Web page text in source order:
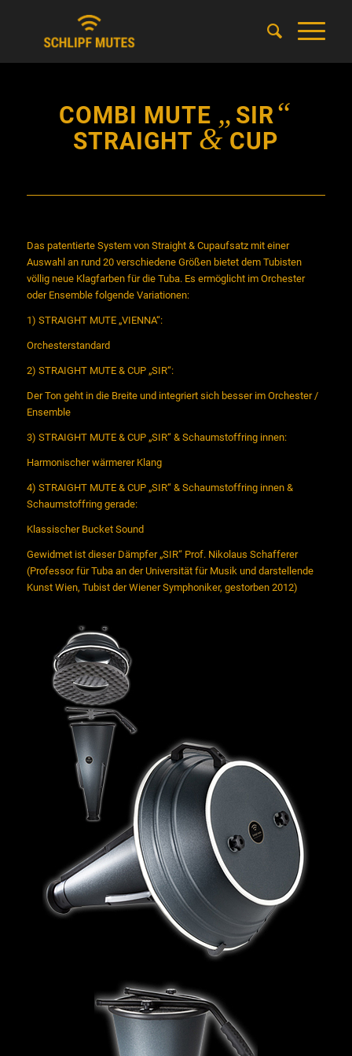
COMBI MUTE „ SIR“
STRAIGHT & CUP
Das patentierte System von Straight & Cupaufsatz mit einer
Auswahl an rund 20 verschiedene Größen bietet dem Tubisten
völlig neue Klagfarben für die Tuba. Es ermöglicht im Orchester
oder Ensemble folgende Variationen:
1) STRAIGHT MUTE „VIENNA“:
Orchesterstandard
2) STRAIGHT MUTE & CUP „SIR“:
Der Ton geht in die Breite und integriert sich besser im Orchester /
Ensemble
3) STRAIGHT MUTE & CUP „SIR“ & Schaumstoffring innen:
Harmonischer wärmerer Klang
4) STRAIGHT MUTE & CUP „SIR“ & Schaumstoffring innen &
Schaumstoffring gerade:
Klassischer Bucket Sound
Gewidmet ist dieser Dämpfer „SIR“ Prof. Nikolaus Schafferer
(Professor für Tuba an der Universität für Musik und darstellende
Kunst Wien, Tubist der Wiener Symphoniker, gestorben 2012)